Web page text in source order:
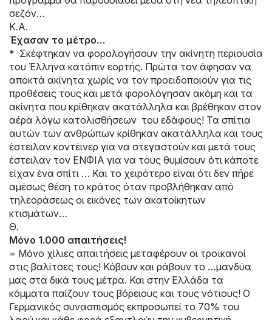
σεζόν…
Κ.Α.
Έχασαν το μέτρο…
* Σκέφτηκαν να φορολογήσουν την ακίνητη περιουσία
του Έλληνα κατόπιν εορτής. Πρώτα τον άφησαν να
αποκτά ακίνητα χωρίς να τον προειδοποιούν για τις
προθέσεις τους και μετά φορολόγησαν ακόμη και τα
ακίνητα που κρίθηκαν ακατάλληλα και βρέθηκαν στον
αέρα λόγω κατολισθήσεων του εδάφους! Τα σπίτια
αυτών των ανθρώπων κρίθηκαν ακατάλληλα και τους
έστειλαν κοντέινερ για να στεγαστούν και μετά τους
έστειλαν τον ΕΝΦΙΑ για να τους θυμίσουν ότι κάποτε
είχαν ένα σπίτι … Και το χειρότερο είναι ότι δεν πήρε
αμέσως θέση το κράτος όταν προβλήθηκαν από
τηλεοράσεως οι εικόνες των ακατοίκητων
κτισμάτων…
Θ.
Μόνο 1.000 απαιτήσεις!
= Μόνο χίλιες απαιτήσεις μεταφέρουν οι τροϊκανοί
στις βαλίτσες τους! Κόβουν και ράβουν το …μανδύα
μας στα δικά τους μέτρα. Και στην Ελλάδα τα
κόμματα παίζουν τους βόρειους και τους νότιους! Ο
Γερμανικός συνασπισμός εκπροσωπεί το 70% του